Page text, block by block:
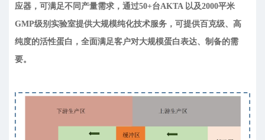
应器，可满足不同产量需求，通过50+台AKTA 以及2000平米
GMP级别实验室提供大规模纯化技术服务，可提供百克级、高
纯度的活性蛋白，全面满足客户对大规模蛋白表达、制备的需
要。